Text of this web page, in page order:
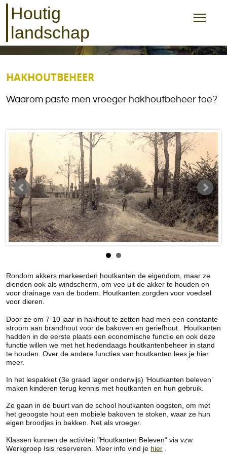
Houtig
landschap
HAKHOUTBEHEER
Waarom paste men vroeger hakhoutbeheer toe?
Rondom akkers markeerden houtkanten de eigendom, maar ze
dienden ook als windscherm, om vee uit de akker te houden en
voor drainage van de bodem. Houtkanten zorgden voor voedsel
voor dieren.
Door ze om 7-10 jaar in hakhout te zetten had men een constante
stroom aan brandhout voor de bakoven en geriefhout. Houtkanten
hadden in de eerste plaats een economische functie en ook deze
functie willen we met het hedendaags houtkantenbeheer in stand
te houden. Over de andere functies van houtkanten lees je hier
meer.
In het lespakket (3e graad lager onderwijs) ‘Houtkanten beleven’
maken kinderen terug kennis met houtkanten en hun gebruik.
Ze gaan in de buurt van de school houtkanten oogsten, om met
het geoogste hout een mobiele bakoven te stoken, waar ze hun
eigen broodjes in bakken. Net als vroeger.
Klassen kunnen de activiteit "Houtkanten Beleven" via vzw
Werkgroep Isis reserveren. Meer info vind je hier